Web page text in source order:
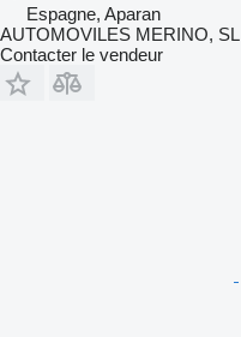
Espagne, Aparan
AUTOMOVILES MERINO, SL
Contacter le vendeur